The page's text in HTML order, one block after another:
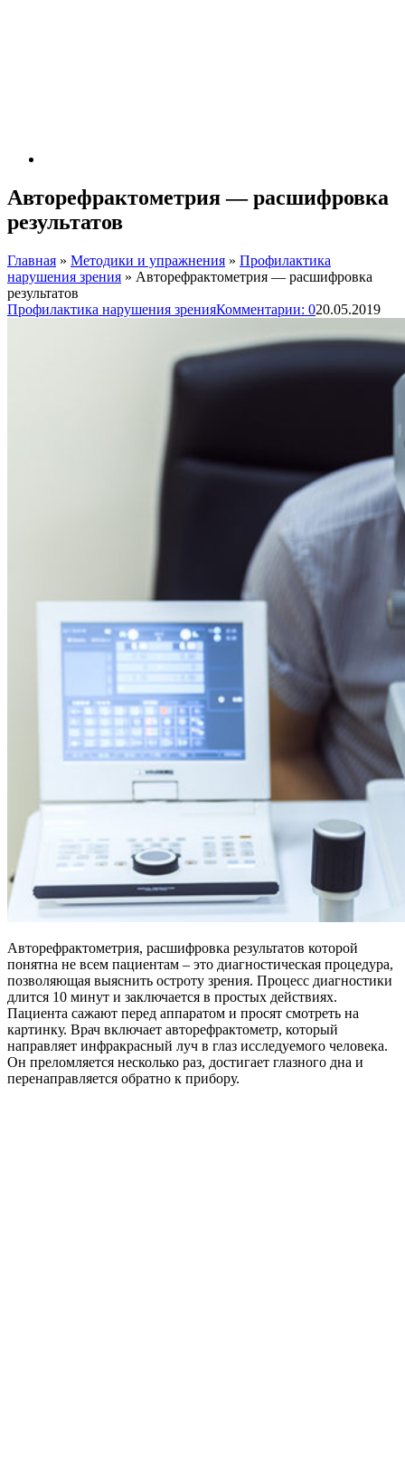
Авторефрактометрия — расшифровка
результатов
Главная » Методики и упражнения » Профилактика
нарушения зрения » Авторефрактометрия — расшифровка
результатов
Профилактика нарушения зренияКомментарии: 020.05.2019
Авторефрактометрия, расшифровка результатов которой
понятна не всем пациентам – это диагностическая процедура,
позволяющая выяснить остроту зрения. Процесс диагностики
длится 10 минут и заключается в простых действиях.
Пациента сажают перед аппаратом и просят смотреть на
картинку. Врач включает авторефрактометр, который
направляет инфракрасный луч в глаз исследуемого человека.
Он преломляется несколько раз, достигает глазного дна и
перенаправляется обратно к прибору.